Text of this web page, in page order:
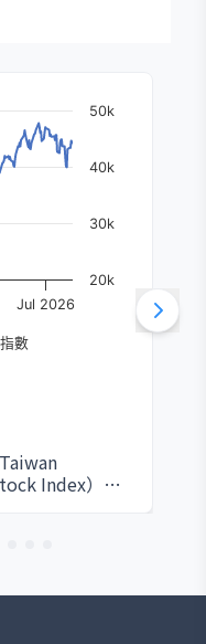
數
Jul 2026
20k
30k
40k
50k
Index）由
製範圍，採用
為顯著。基期